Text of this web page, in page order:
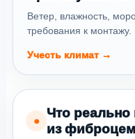
Ветер, влажность,
требования к монтажу.
Учесть климат →
●
Что реально
из